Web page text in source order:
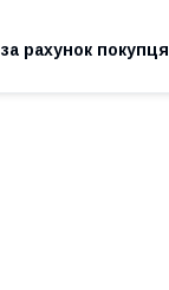
за рахунок покупця